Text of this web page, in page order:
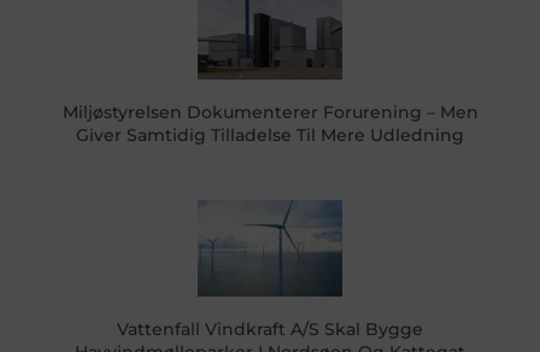
Miljøstyrelsen Dokumenterer Forurening – Men
Giver Samtidig Tilladelse Til Mere Udledning
Vattenfall Vindkraft A/S Skal Bygge